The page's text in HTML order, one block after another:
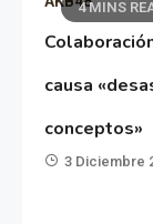
4 MINS
causa
conceptos»
3 Diciembre